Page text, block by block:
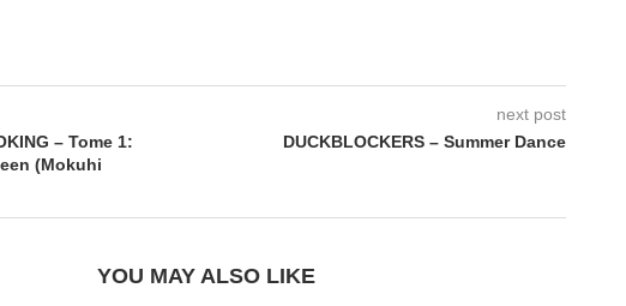
– Tome 1:
(Mokuhi
next post
DUCKBLOCKERS – Summer Dance
YOU MAY ALSO LIKE